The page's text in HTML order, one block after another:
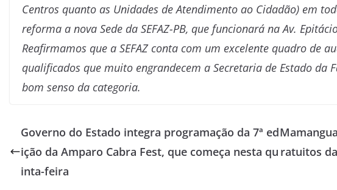
Centros quanto as Unidades de Atendimento ao Cidadão) em
reforma a nova Sede da SEFAZ-PB, que funcionará na Av.
Reafirmamos que a SEFAZ conta com um excelente quadro de
qualificados que muito engrandecem a Secretaria de Estado da
bom senso da categoria.
Governo do Estado integra programação da 7ª ed
ição da Amparo Cabra Fest, que começa nesta qu
inta-feira
ratuitos